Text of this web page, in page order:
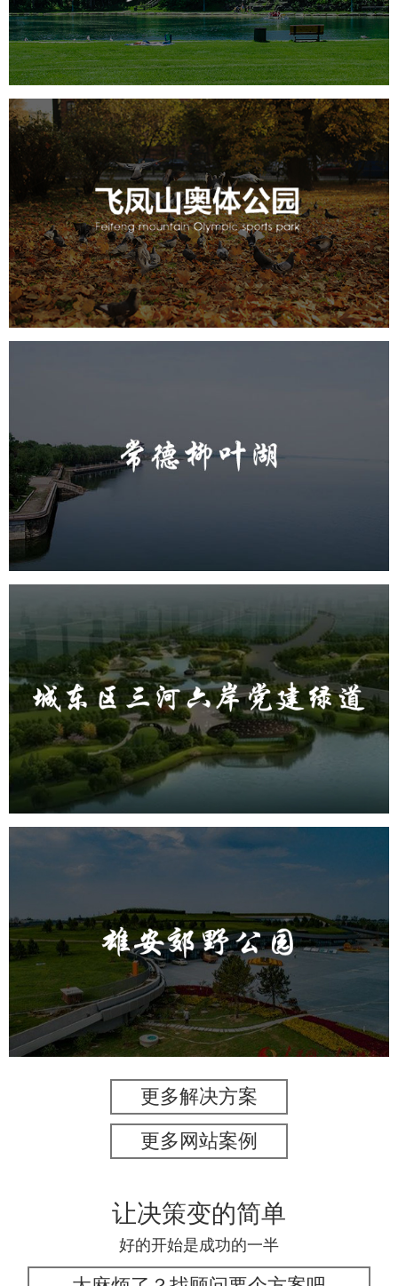
旅游休闲 公园 AI人工智能 智慧公园
智能步道
智能大数据平台
AR太极 智能语音亭
飞凤山奥体公园
旅游休闲 公园 AI人工智能
智慧公园
智慧体育公园
智能步道 智能大数据平台
AR太极
智能体测
旅游休闲
城东区三河六岸党建绿道
旅游休闲 公园 AI人工智能 智慧公园
智能步道
AR太极
智能大数据平台
公园 AI人工智能 智慧公园
智能照明系统
智能垃圾桶
更多解决方案
更多网站案例
让决策变的简单
好的开始是成功的一半